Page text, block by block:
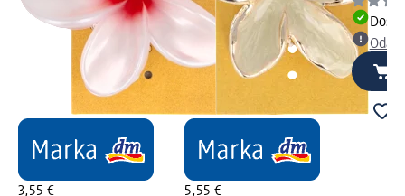
3,55 €
5,55 €